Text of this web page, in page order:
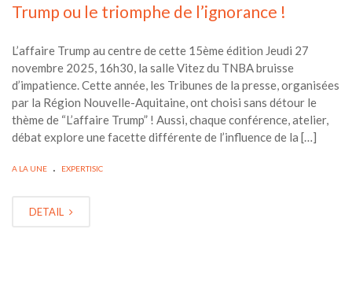
Trump ou le triomphe de l’ignorance !
L’affaire Trump au centre de cette 15ème édition Jeudi 27
novembre 2025, 16h30, la salle Vitez du TNBA bruisse
d’impatience. Cette année, les Tribunes de la presse, organisées
par la Région Nouvelle-Aquitaine, ont choisi sans détour le
thème de “L’affaire Trump” ! Aussi, chaque conférence, atelier,
débat explore une facette différente de l’influence de la […]
A LA UNE . EXPERTISIC
DETAIL